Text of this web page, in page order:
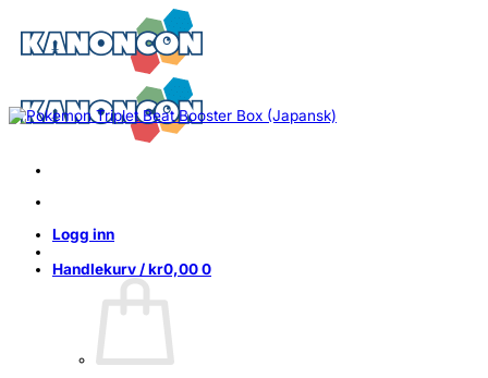
content
Logg inn
Handlekurv /kr0,000